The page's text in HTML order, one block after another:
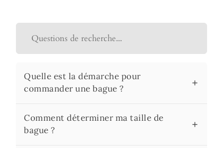
Quelle est la démarche pour
commander une bague ?
Comment déterminer ma taille de
bague ?